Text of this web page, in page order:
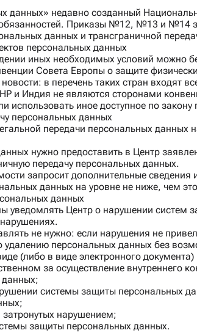
данных» недавно созданный
Приказы №12, №13 и №14
данных и трансграничной
персональных данных
иных необходимых условий можно
Совета Европы о защите
в перечень таких стран входят
Индия не являются сторонами
использовать иное доступное по
персональных данных
передачи персональных данных
нужно предоставить в Центр
передачу персональных данных.
запросит дополнительные
данных на уровне не ниже, чем
данных
Центр о нарушении систем
не нужно: если нарушения не
персональных данных без
(либо в виде электронного
за осуществление внутреннего
системы защиты персональных
нарушением;
защиты персональных данных.